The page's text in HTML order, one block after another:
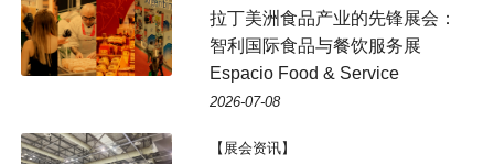
拉丁美洲食品产业的先锋展会：
智利国际食品与餐饮服务展
Espacio Food & Service
2026-07-08
【展会资讯】